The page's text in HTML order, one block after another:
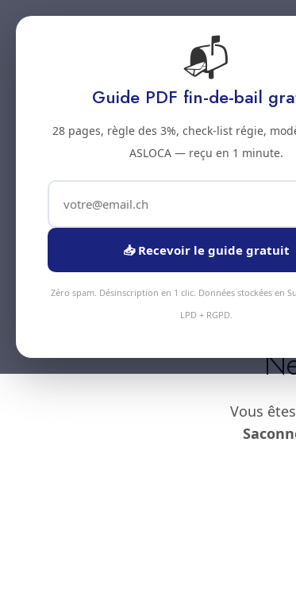
Prestations
Vous
📬
Guide PDF fin-de-bail
28 pages, règle des 3%, check-list régie,
ASLOCA — reçu en 1 minute.
📥 Recevoir le guide gratuit
Zéro spam. Désinscription en 1 clic. Données stockées en
LPD + RGPD.